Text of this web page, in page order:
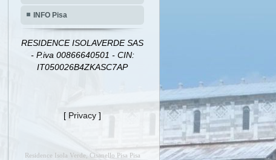
INFO Pisa
RESIDENCE ISOLAVERDE SAS
- P.iva 00866640501 - CIN:
IT050026B4ZKASC7AP
[ Privacy ]
Residence Isola Verde, Cisanello Pisa Pisa